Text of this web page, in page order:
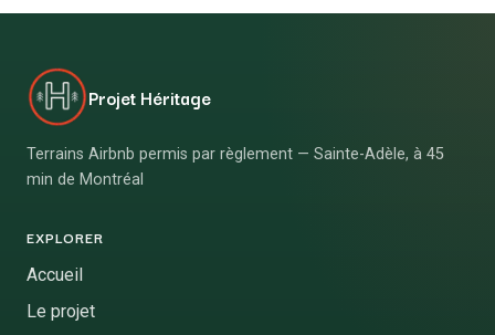
Projet Héritage
Terrains Airbnb permis par règlement — Sainte-Adèle, à 45
min de Montréal
EXPLORER
Accueil
Le projet